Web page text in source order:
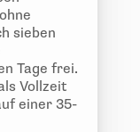
sieben
Tage frei.
Vollzeit
einer 35-